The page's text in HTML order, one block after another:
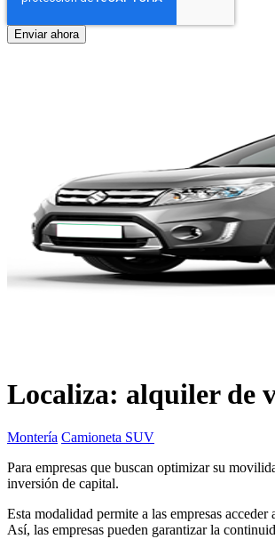
Localiza: alquiler de
Montería Camioneta SUV
Para empresas que buscan optimizar su
inversión de capital.
Esta modalidad permite a las empresas
Así, las empresas pueden garantizar la